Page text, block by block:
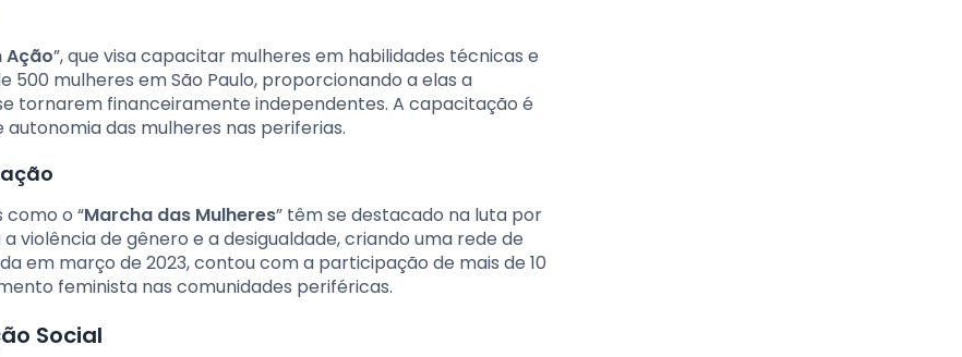
Ação”, que visa capacitar mulheres em habilidades técnicas e
mulheres em São Paulo, proporcionando a elas a
tornarem financeiramente independentes. A capacitação é
das mulheres nas periferias.
o “Marcha das Mulheres” têm se destacado na luta por
violência de gênero e a desigualdade, criando uma rede de
em março de 2023, contou com a participação de mais de 10
feminista nas comunidades periféricas.
Social